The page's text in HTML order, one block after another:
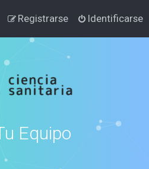
Identificarse
Registrarse
Equipo